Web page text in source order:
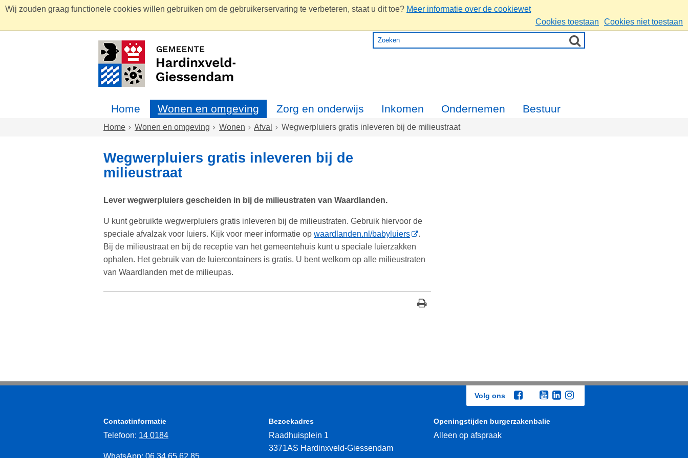
Wij zouden graag functionele cookies willen gebruiken om de gebruikerservaring te verbeteren, staat u dit toe? Meer informatie over de cookiewet
Cookies toestaan
Cookies niet toestaan
Home Wonen en omgeving Zorg en onderwijs Inkomen Ondernemen Bestuur
Home Wonen en omgeving Wonen Afval Wegwerpluiers gratis inleveren bij de milieustraat
Wegwerpluiers gratis inleveren bij de
milieustraat
Lever wegwerpluiers gescheiden in bij de milieustraten van Waardlanden.
U kunt gebruikte wegwerpluiers gratis inleveren bij de milieustraten. Gebruik hiervoor de
speciale afvalzak voor luiers. Kijk voor meer informatie op waardlanden.nl/babyluiers
.
Bij de milieustraat en bij de receptie van het gemeentehuis kunt u speciale luierzakken
ophalen. Het gebruik van de luiercontainers is gratis. U bent welkom op alle milieustraten
van Waardlanden met de milieupas.
Volg ons
Contactinformatie
Telefoon: 14 0184
Bezoekadres
Raadhuisplein 1
3371AS Hardinxveld-Giessendam
Openingstijden burgerzakenbalie
Alleen op afspraak